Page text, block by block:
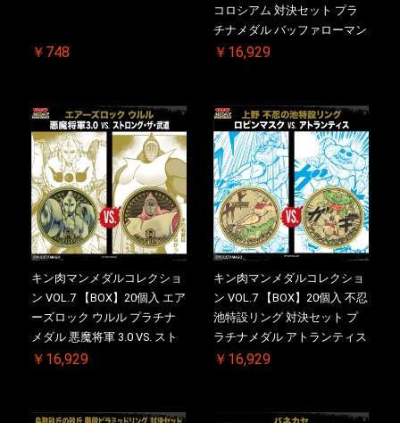
￥748
コロシアム 対決セット プラ
チナメダル バッファローマン
2.0 顎髭 Ver. VS. 光の矢 初回
メダル(非売品)付
￥16,929
キン肉マンメダルコレクショ
ン VOL.7 【BOX】20個入 エア
ーズロック ウルル プラチナ
メダル 悪魔将軍 3.0 VS. スト
ロング・ザ・武道 初回シリア
売品)付
￥16,929
キン肉マンメダルコレクショ
ン VOL.7 【BOX】20個入 不忍
池特設リング 対決セット プ
ラチナメダル アトランティス
ドライバー VS.ネックカット
特典 】KIN(金)肉メダル(非売
￥16,929